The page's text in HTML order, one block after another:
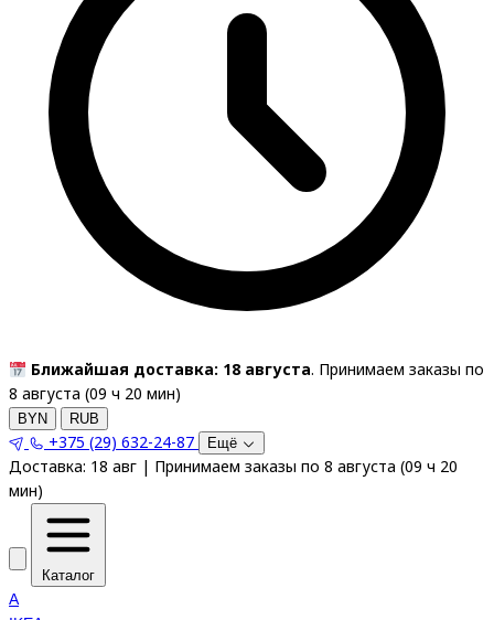
Ближайшая доставка: 18 августа. Принимаем заказы по
8 августа (09 ч 20 мин)
BYN RUB
+375 (29) 632-24-87 Ещё
Доставка: 18 авг | Принимаем заказы по 8 августа (09 ч 20
мин)
Каталог
A